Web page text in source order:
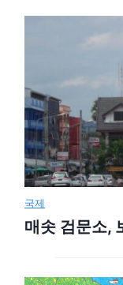
국제
매솟 검문소,